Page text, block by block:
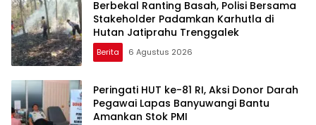
Berbekal Ranting Basah, Polisi Bersama
Stakeholder Padamkan Karhutla di
Hutan Jatiprahu Trenggalek
Berita 6 Agustus 2026
Peringati HUT ke-81 RI, Aksi Donor Darah
Pegawai Lapas Banyuwangi Bantu
Amankan Stok PMI